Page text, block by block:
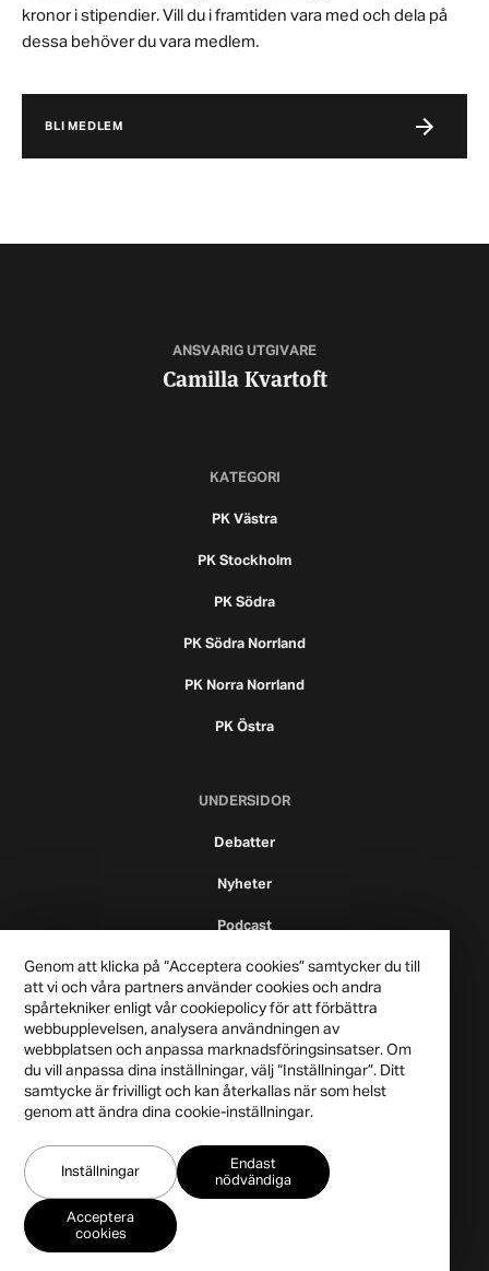
kronor i stipendier. Vill du i framtiden vara med och dela på
dessa behöver du vara medlem.
BLI MEDLEM
ANSVARIG UTGIVARE
Camilla Kvartoft
KATEGORI
PK Västra
PK Stockholm
PK Södra
PK Södra Norrland
PK Norra Norrland
PK Östra
UNDERSIDOR
Debatter
Nyheter
Podcast
Integritetspolicy
Genom att klicka på “Acceptera cookies” samtycker du till
att vi och våra partners använder cookies och andra
spårtekniker enligt vår cookiepolicy för att förbättra
webbupplevelsen, analysera användningen av
webbplatsen och anpassa marknadsföringsinsatser. Om
du vill anpassa dina inställningar, välj “Inställningar”. Ditt
samtycke är frivilligt och kan återkallas när som helst
genom att ändra dina cookie-inställningar.
Inställningar
Endast
nödvändiga
Acceptera
cookies